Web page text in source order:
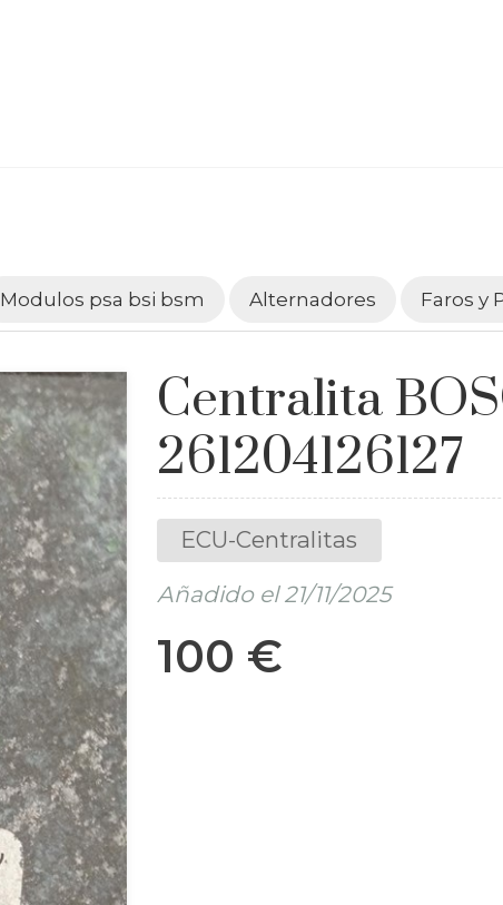
Modulos psa bsi bsm Alternadores Faros y
Centralita
261204126127
ECU-Centralitas
Añadido el 21/11/2025
100 €